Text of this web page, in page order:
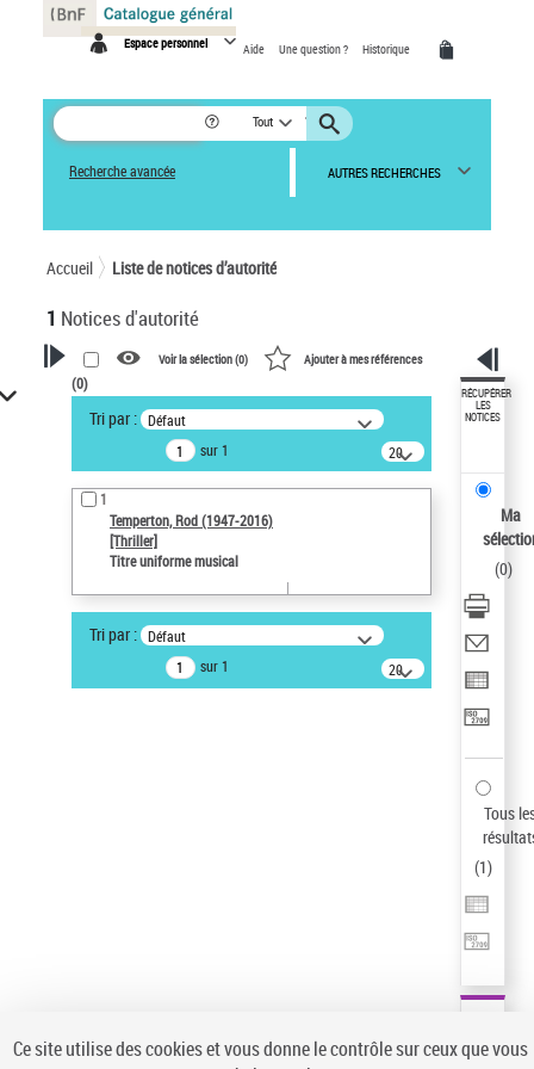
Espace personnel Aide Une question ? Historique
Tout
Recherche avancée AUTRES RECHERCHES
Accueil Liste de notices d’autorité
1 Notices d'autorité
VOTRE RECHERCHE
Recherche avancée dans les
notices d’autorité
Œuvres liées à l'auteur :
Temperton, Rod (1947-2016)
Type de notice d'autorité
Œuvre
Statut de la notice d’autorité
Pays
Voir la sélection (0) Ajouter à mes références
(0)
Tri par : Défaut
sur 1
20
résultats/page
1
Temperton, Rod (1947-2016)
[Thriller]
Titre uniforme musical
Tri par : Défaut
sur 1
20
résultats/page
RÉCUPÉRER
LES
NOTICES
Ma
(0)
Tous
(1)
Panneau de gestion des cookies
Ce site utilise des cookies et vous donne le contrôle sur ceux que vous